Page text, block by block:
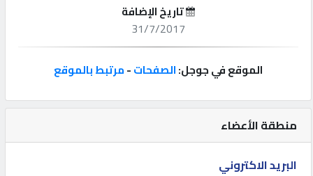
إتصل
إعلانات
منطقة الأعضاء
البريد الاكتروني
تاريخ الإضافة
31/7/2017
الموقع في جوجل:الصفحات-مرتبط بالموقع